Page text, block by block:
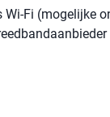
Fi (mogelijke